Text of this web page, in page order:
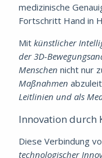
medizinische
Fortschritt Hand in
Mit künstlicher
der 3D-
Menschen nicht nur
Maßnahmen
Leitlinien und als
Innovation durch
Diese Verbindung
technologischer